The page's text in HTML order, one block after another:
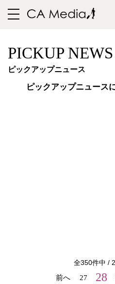
toggle
PICKUP NEWS
ピックアップニュース
ピックアップニュース
全350件中 /
前へ
27 28